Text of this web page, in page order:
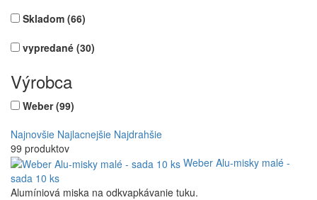
Skladom (66)
vypredané (30)
Výrobca
Weber(99)
Najnovšie Najlacnejšie Najdrahšie
99 produktov
Weber Alu-misky malé -
sada 10 ks
Alumíniová miska na odkvapkávanie tuku.